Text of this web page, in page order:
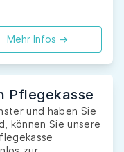
Mehr Infos ->
Pflegekasse
und haben Sie
können Sie unsere